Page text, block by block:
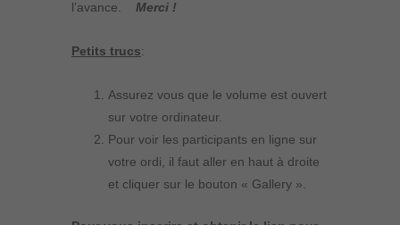
l’avance.
Merci !
Petits trucs:
Assurez vous que le volume est ouvert
sur votre ordinateur.
Pour voir les participants en ligne sur
votre ordi, il faut aller en haut à droite
et cliquer sur le bouton « Gallery ».